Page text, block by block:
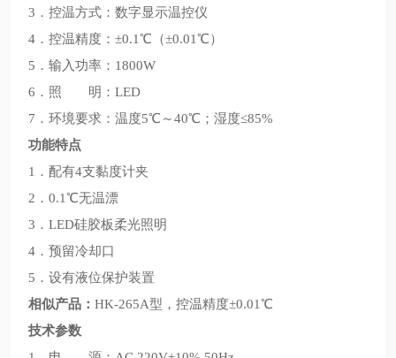
3．控温方式：数字显示温控仪
4．控温精度：±0.1℃（±0.01℃）
5．输入功率：1800W
6．照 明：LED
7．环境要求：温度5℃～40℃；湿度≤85%
功能特点
1．配有4支黏度计夹
2．0.1℃无温漂
3．LED硅胶板柔光照明
4．预留冷却口
5．设有液位保护装置
相似产品： HK-265A型，控温精度±0.01℃
技术参数